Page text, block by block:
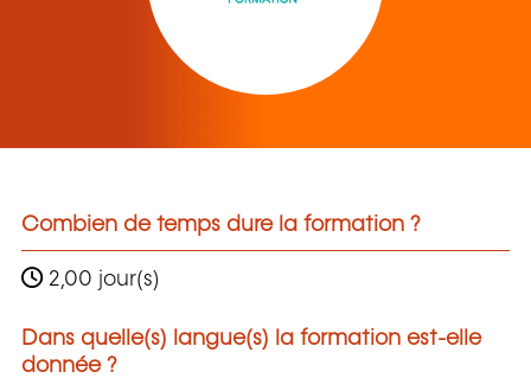
Combien de temps dure la formation ?
2,00 jour(s)
Dans quelle(s) langue(s) la formation est-elle
donnée ?